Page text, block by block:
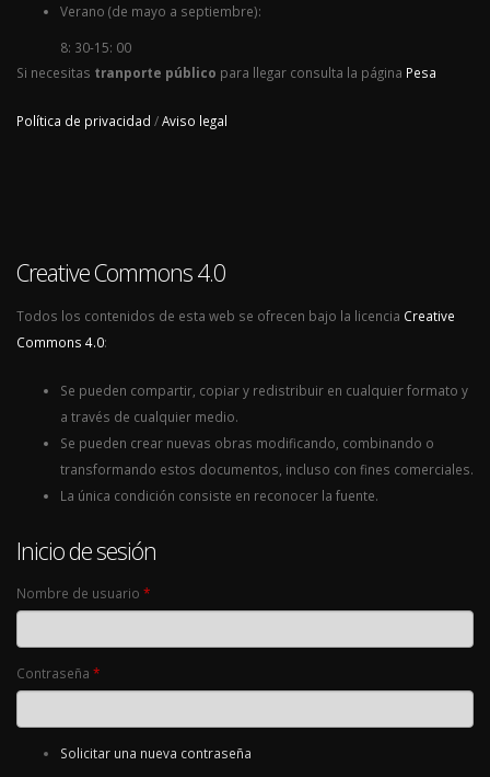
Verano (de mayo a septiembre):
8: 30-15: 00
Si necesitas tranporte público para llegar consulta la página Pesa
Política de privacidad /Aviso legal
Creative Commons 4.0
Todos los contenidos de esta web se ofrecen bajo la licencia Creative
Commons 4.0:
Se pueden compartir, copiar y redistribuir en cualquier formato y
a través de cualquier medio.
Se pueden crear nuevas obras modificando, combinando o
transformando estos documentos, incluso con fines comerciales.
La única condición consiste en reconocer la fuente.
Inicio de sesión
Nombre de usuario *
Contraseña *
Solicitar una nueva contraseña